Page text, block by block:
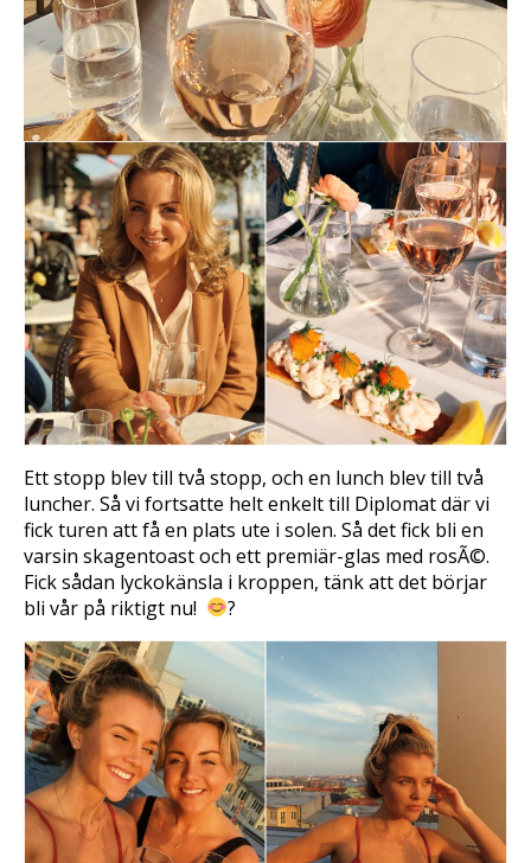
Ett stopp blev till två stopp, och en lunch blev till två
luncher. Så vi fortsatte helt enkelt till Diplomat där vi
fick turen att få en plats ute i solen. Så det fick bli en
varsin skagentoast och ett premiär-glas med rosÃ©.
Fick sådan lyckokänsla i kroppen, tänk att det börjar
bli vår på riktigt nu!
?